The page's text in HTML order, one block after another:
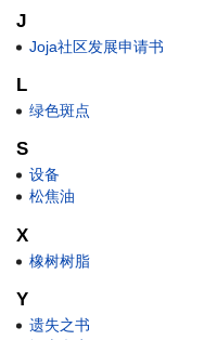
J
Joja社区发展申请书
L
绿色斑点
S
设备
松焦油
X
橡树树脂
Y
遗失之书